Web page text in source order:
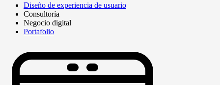
Diseño de experiencia de usuario
Consultoría
Negocio digital
Portafolio